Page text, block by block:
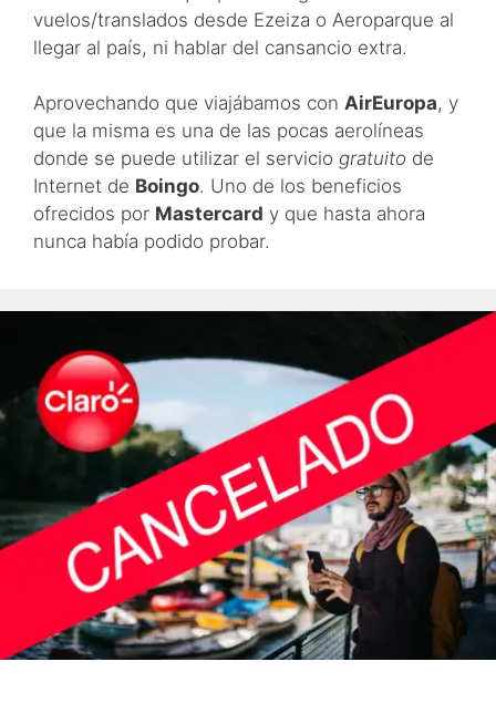
vuelos/translados desde Ezeiza o Aeroparque al
llegar al país, ni hablar del cansancio extra.
Aprovechando que viajábamos con AirEuropa, y
que la misma es una de las pocas aerolíneas
donde se puede utilizar el servicio gratuito de
Internet de Boingo. Uno de los beneficios
ofrecidos por Mastercard y que hasta ahora
nunca había podido probar.